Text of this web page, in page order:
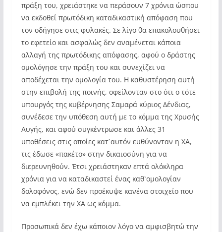
πράξη του, χρειάστηκε να περάσουν 7 χρόνια ώσπου
να εκδοθεί πρωτόδικη καταδικαστική απόφαση που
τον οδήγησε στις φυλακές. Σε λίγο θα επακολουθήσει
το εφετείο και ασφαλώς δεν αναμένεται κάποια
αλλαγή της πρωτόδικης απόφασης, αφού ο δράστης
ομολόγησε την πράξη του και συνεχίζει να
αποδέχεται την ομολογία του. Η καθυστέρηση αυτή
στην επιβολή της ποινής, οφείλονταν στο ότι ο τότε
υπουργός της κυβέρνησης Σαμαρά κύριος Δένδιας,
συνέδεσε την υπόθεση αυτή με το κόμμα της Χρυσής
Αυγής, και αφού συγκέντρωσε και άλλες 31
υποθέσεις στις οποίες κατ`αυτόν ευθύνονταν η ΧΑ,
τις έδωσε «πακέτο» στην δικαιοσύνη για να
διερευνηθούν. Έτσι χρειάστηκαν επτά ολόκληρα
χρόνια για να καταδικαστεί ένας καθ`ομολογίαν
δολοφόνος, ενώ δεν προέκυψε κανένα στοιχείο που
να εμπλέκει την ΧΑ ως κόμμα.
Προσωπικά δεν έχω κάποιον λόγο να αμφισβητώ την